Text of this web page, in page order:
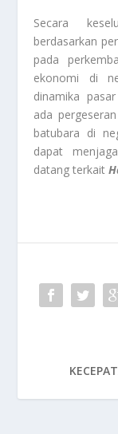
Secara
berdasarkan
pada
ekonomi di
dinamika
ada
batubara di
dapat
datang terkait